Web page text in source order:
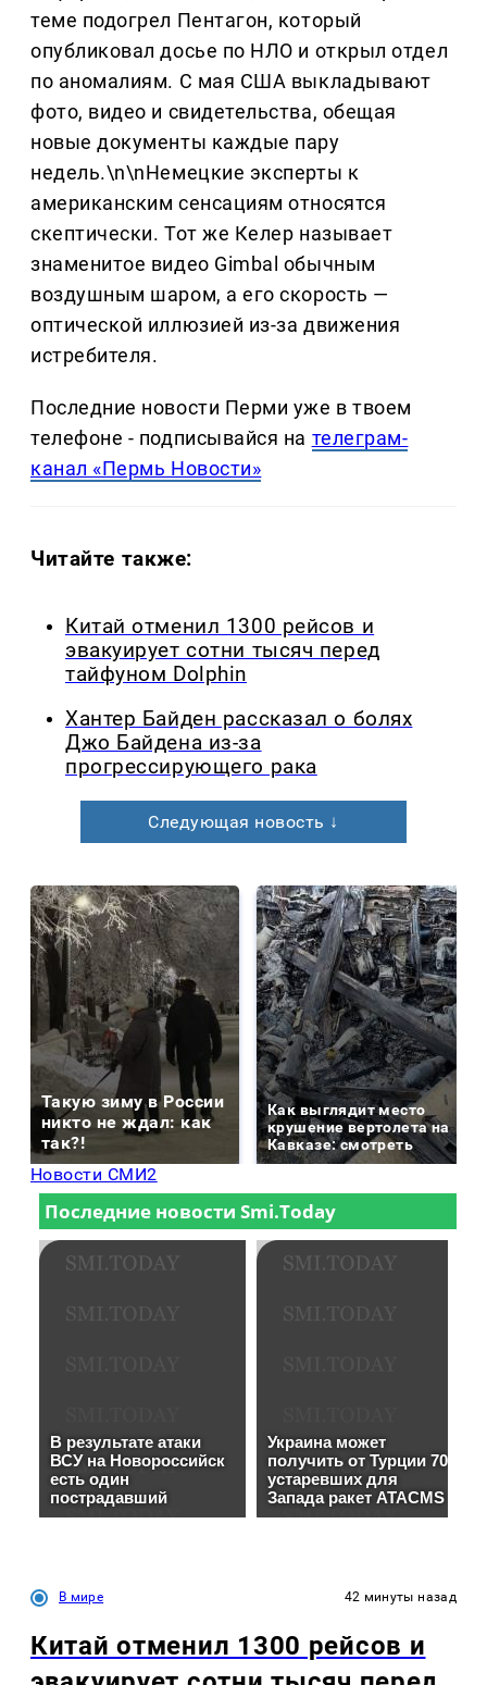
теме подогрел Пентагон, который
опубликовал досье по НЛО и открыл отдел
по аномалиям. С мая США выкладывают
фото, видео и свидетельства, обещая
новые документы каждые пару
недель.\n\nНемецкие эксперты к
американским сенсациям относятся
скептически. Тот же Келер называет
знаменитое видео Gimbal обычным
воздушным шаром, а его скорость —
оптической иллюзией из-за движения
истребителя.
Последние новости Перми уже в твоем
телефоне - подписывайся на телеграм-
канал «Пермь Новости»
Читайте также:
Китай отменил 1300 рейсов и
эвакуирует сотни тысяч перед
тайфуном Dolphin
Хантер Байден рассказал о болях
Джо Байдена из-за
прогрессирующего рака
Следующая новость ↓
Такую зиму в России
никто не ждал: как
так?!
Как выглядит место
крушение вертолета на
Кавказе: смотреть
Новости СМИ2
В мире 42 минуты назад
Китай отменил 1300 рейсов и